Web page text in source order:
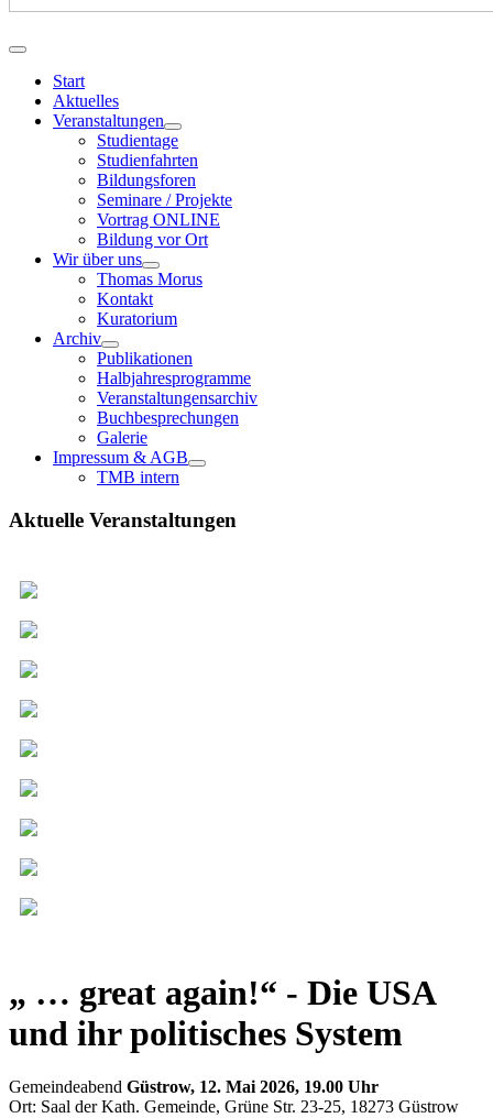
Start
Aktuelles
Veranstaltungen
Studientage
Studienfahrten
Bildungsforen
Seminare / Projekte
Vortrag ONLINE
Bildung vor Ort
Wir über uns
Thomas Morus
Kontakt
Kuratorium
Archiv
Publikationen
Halbjahresprogramme
Veranstaltungensarchiv
Buchbesprechungen
Galerie
Impressum & AGB
TMB intern
Aktuelle Veranstaltungen
„ … great again!“ - Die USA
und ihr politisches System
Gemeindeabend Güstrow, 12. Mai 2026, 19.00 Uhr
Ort: Saal der Kath. Gemeinde, Grüne Str. 23-25, 18273 Güstrow